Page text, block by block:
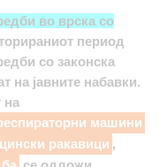
во врска со
период
со законска
на јавните набавки.
на
машини
ракавици ,